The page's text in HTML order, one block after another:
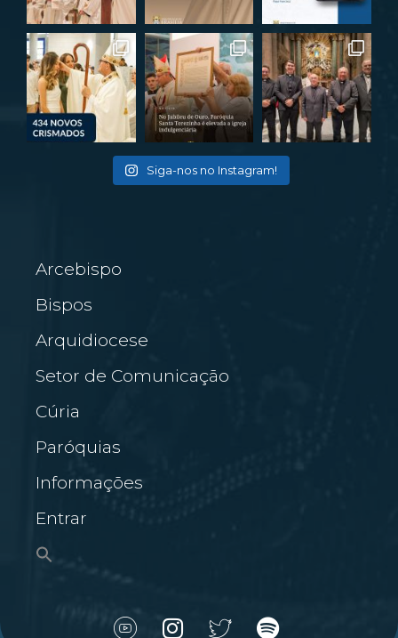
Siga-nos no Instagram!
Arcebispo
Bispos
Arquidiocese
Setor de Comunicação
Cúria
Paróquias
Informações
Entrar